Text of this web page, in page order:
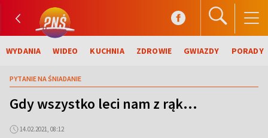
WYDANIA WIDEO KUCHNIA ZDROWIE GWIAZDY PORADY
PYTANIE NA ŚNIADANIE
Gdy wszystko leci nam z rąk...
14.02.2021, 08:12